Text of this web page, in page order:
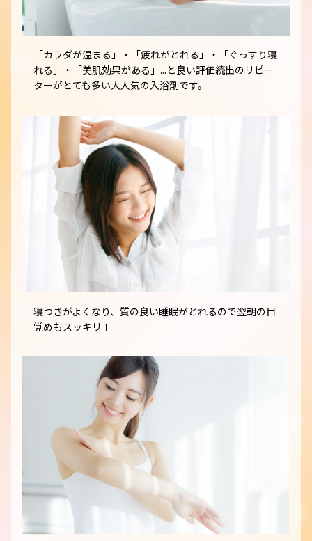
「カラダが温まる」・「疲れがとれる」・「ぐっすり寝
れる」・「美肌効果がある」...と良い評価続出のリピー
ターがとても多い大人気の入浴剤です。
寝つきがよくなり、質の良い睡眠がとれるので翌朝の目
覚めもスッキリ！